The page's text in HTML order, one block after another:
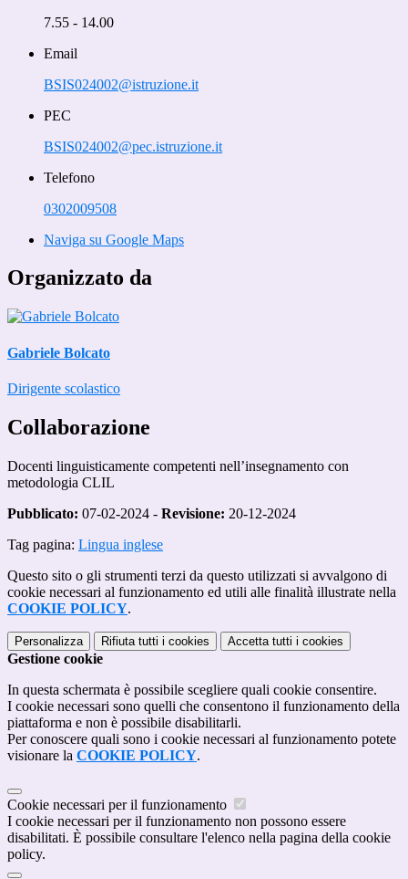
7.55 - 14.00
Email
BSIS024002@istruzione.it
PEC
BSIS024002@pec.istruzione.it
Telefono
0302009508
Naviga su Google Maps
Organizzato da
Gabriele Bolcato
Dirigente scolastico
Collaborazione
Docenti linguisticamente competenti nell’insegnamento con
metodologia CLIL
Pubblicato: 07-02-2024 - Revisione: 20-12-2024
Tag pagina: Lingua inglese
Questo sito o gli strumenti terzi da questo utilizzati si avvalgono di
cookie necessari al funzionamento ed utili alle finalità illustrate nella
COOKIE POLICY.
Personalizza Rifiuta tutti i cookies Accetta tutti i cookies
Gestione cookie
In questa schermata è possibile scegliere quali cookie consentire.
I cookie necessari sono quelli che consentono il funzionamento della
piattaforma e non è possibile disabilitarli.
Per conoscere quali sono i cookie necessari al funzionamento potete
visionare la COOKIE POLICY.
Cookie necessari per il funzionamento
I cookie necessari per il funzionamento non possono essere
disabilitati. È possibile consultare l'elenco nella pagina della cookie
policy.